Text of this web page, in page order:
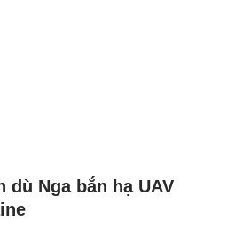
dù Nga bắn hạ UAV